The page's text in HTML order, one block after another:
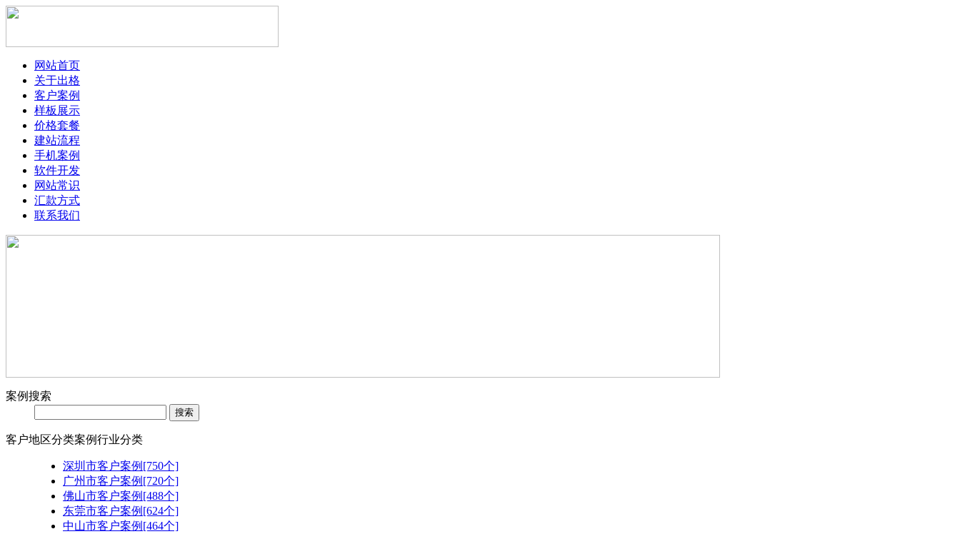
网站首页
关于出格
客户案例
样板展示
价格套餐
建站流程
手机案例
软件开发
网站常识
汇款方式
联系我们
案例搜索
客户地区分类案例行业分类
深圳市客户案例[750个]
广州市客户案例[720个]
佛山市客户案例[488个]
东莞市客户案例[624个]
中山市客户案例[464个]